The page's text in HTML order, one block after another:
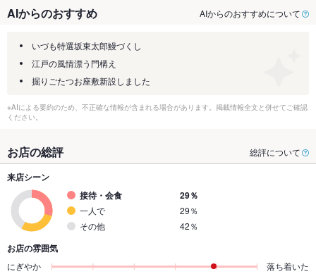
AIからのおすすめ AIからのおすすめについて
いづも特選坂東太郎鰻づくし
江戸の風情漂う門構え
掘りごたつお座敷新設しました
※AIによる要約のため、不正確な情報が含まれる場合があります。掲載情報全文と併せてご確認
ください。
お店の総評 総評について
来店シーン
接待・会食
29％
一人で
29％
その他
42％
お店の雰囲気
にぎやか
落ち着いた